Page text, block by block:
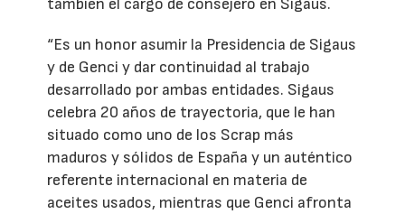
también el cargo de consejero en Sigaus.
“Es un honor asumir la Presidencia de Sigaus
y de Genci y dar continuidad al trabajo
desarrollado por ambas entidades. Sigaus
celebra 20 años de trayectoria, que le han
situado como uno de los Scrap más
maduros y sólidos de España y un auténtico
referente internacional en materia de
aceites usados, mientras que Genci afronta